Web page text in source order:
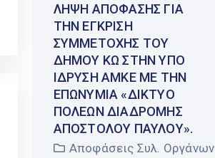
ΛΉΨΗ ΑΠΌΦΑΣΗΣ ΓΙΑ
ΤΗΝ ΈΓΚΡΙΣΗ
ΣΥΜΜΕΤΟΧΉΣ ΤΟΥ
ΔΉΜΟΥ ΚΩ ΣΤΗΝ ΥΠΌ
ΊΔΡΥΣΗ ΑΜΚΕ ΜΕ ΤΗΝ
ΕΠΩΝΥΜΊΑ «ΔΊΚΤΥΟ
ΠΌΛΕΩΝ ΔΙΑΔΡΟΜΉΣ
ΑΠΟΣΤΌΛΟΥ ΠΑΎΛΟΥ».
Αποφάσεις Συλ. Οργάνων